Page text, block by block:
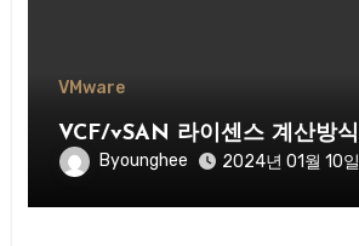
VMware
VCF/vSAN 라이센스 계산방식
Byounghee 2024년 01월 10일